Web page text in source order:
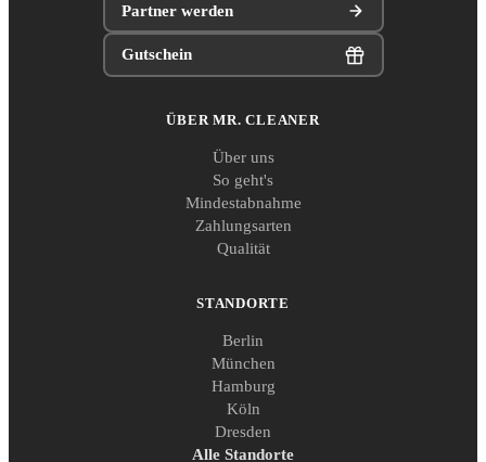
Partner werden
Gutschein
ÜBER MR. CLEANER
Über uns
So geht's
Mindestabnahme
Zahlungsarten
Qualität
STANDORTE
Berlin
München
Hamburg
Köln
Dresden
Alle Standorte